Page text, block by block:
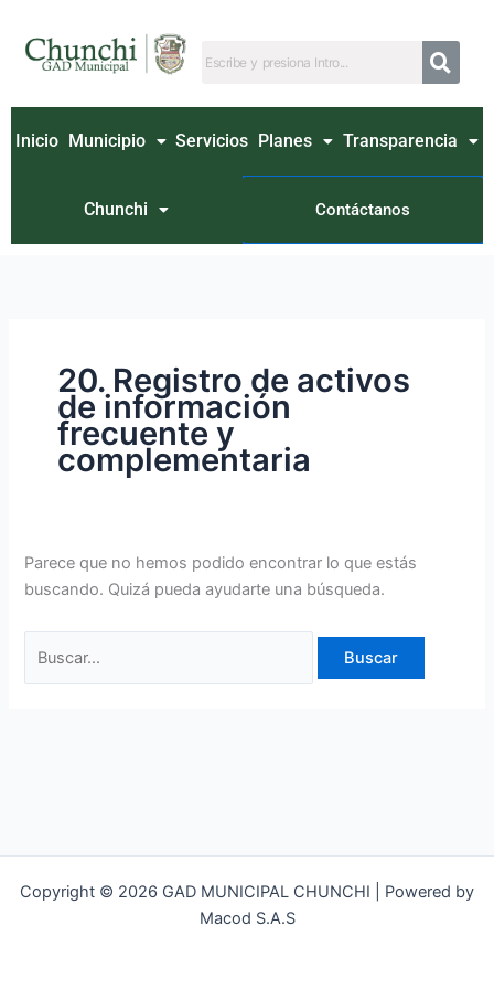
contenido
Inicio Municipio Servicios Planes Transparencia
Chunchi Contáctanos
20. Registro de activos
de información
frecuente y
complementaria
Parece que no hemos podido encontrar lo que estás
buscando. Quizá pueda ayudarte una búsqueda.
por:
Copyright © 2026 GAD MUNICIPAL CHUNCHI | Powered by
Macod S.A.S